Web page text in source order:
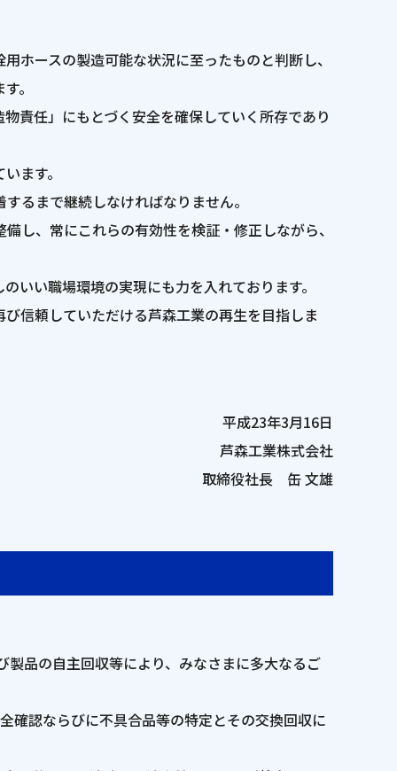
ホースの製造可能な状況に至ったものと判断し、
。
責任」にもとづく安全を確保していく所存であり
ます。
るまで継続しなければなりません。
し、常にこれらの有効性を検証・修正しながら、
いい職場環境の実現にも力を入れております。
信頼していただける芦森工業の再生を目指しま
平成23年3月16日
芦森工業株式会社
取締役社長 缶 文雄
品の自主回収等により、みなさまに多大なるご
確認ならびに不具合品等の特定とその交換回収に